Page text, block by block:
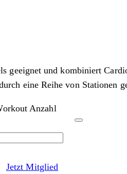
geeignet und kombiniert
eine Reihe von Stationen
Anzahl
Jetzt Mitglied